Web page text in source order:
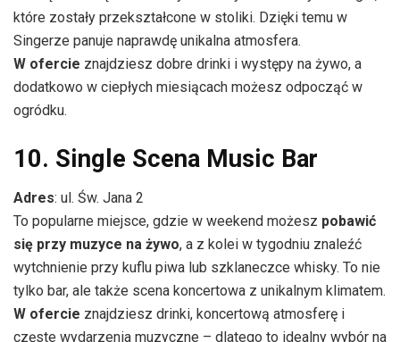
które zostały przekształcone w stoliki. Dzięki temu w
Singerze panuje naprawdę unikalna atmosfera.
W ofercie znajdziesz dobre drinki i występy na żywo, a
dodatkowo w ciepłych miesiącach możesz odpocząć w
ogródku.
10. Single Scena Music Bar
Adres: ul. Św. Jana 2
To popularne miejsce, gdzie w weekend możesz pobawić
się przy muzyce na żywo, a z kolei w tygodniu znaleźć
wytchnienie przy kuflu piwa lub szklaneczce whisky. To nie
tylko bar, ale także scena koncertowa z unikalnym klimatem.
W ofercie znajdziesz drinki, koncertową atmosferę i
częste wydarzenia muzyczne – dlatego to idealny wybór na